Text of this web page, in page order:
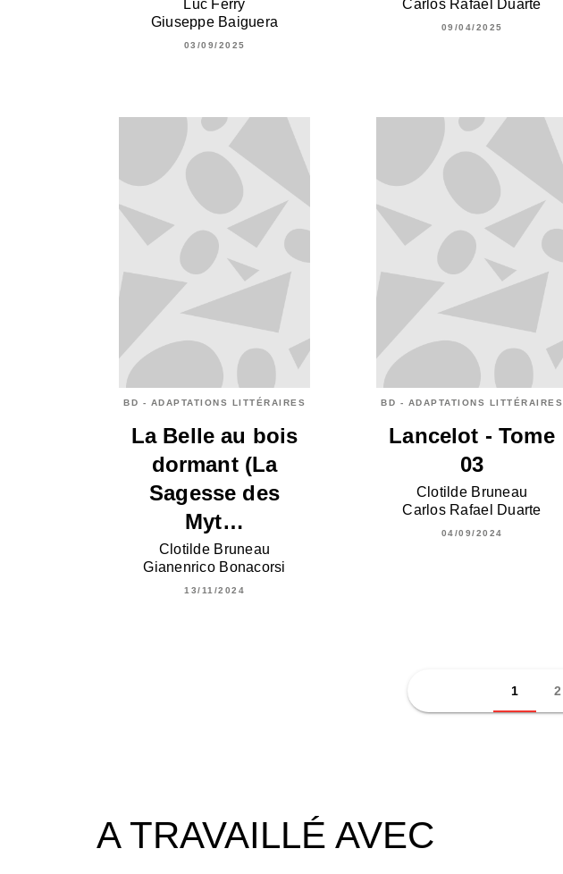
Luc Ferry
Giuseppe Baiguera
03/09/2025
Carlos Rafael Duarte
09/04/2025
BD - ADAPTATIONS LITTÉRAIRES
La Belle au bois
dormant (La
Sagesse des
Myt…
Clotilde Bruneau
Gianenrico Bonacorsi
13/11/2024
BD - ADAPTATIONS LITTÉRAIRES
Lancelot - Tome
03
Clotilde Bruneau
Carlos Rafael Duarte
04/09/2024
1 2
A TRAVAILLÉ AVEC